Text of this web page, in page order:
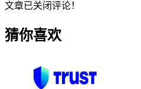
文章已关闭评论！
猜你喜欢